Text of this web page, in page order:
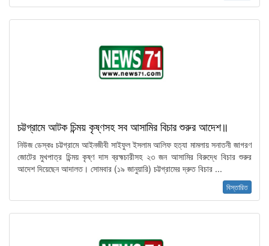
চট্টগ্রামে আটক চিন্ময় কৃষ্ণসহ সব আসামির বিচার শুরুর আদেশ॥
নিউজ ডেস্কঃ চট্টগ্রামে আইনজীবী সাইফুল ইসলাম আলিফ হত্যা মামলায় সনাতনী জাগরণ
জোটের মুখপাত্র চিন্ময় কৃষ্ণ দাস ব্রহ্মচারীসহ ২৩ জন আসামির বিরুদ্ধে বিচার শুরুর
আদেশ দিয়েছেন আদালত। সোমবার (১৯ জানুয়ারি) চট্টগ্রামের দ্রুত বিচার ...
বিস্তারিত